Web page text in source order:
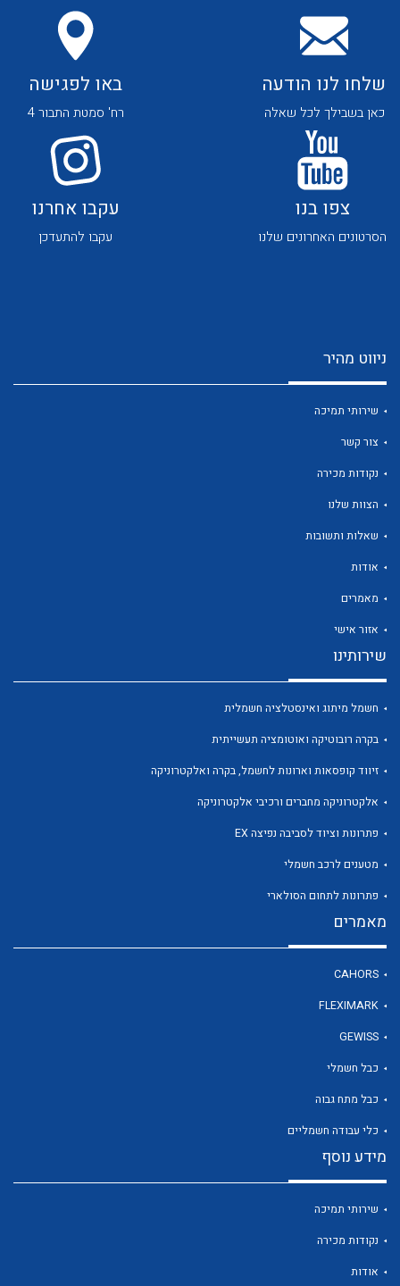
לכל מוצרי היצרן לכל מוצרי היצרן
לכל מוצרי היצרן לכל מוצרי היצרן
לכל מוצרי היצרן
לכל מוצרי היצרן
לכל מוצרי היצרן
שלחו לנו הודעה
כאן בשבילך לכל שאלה
באו לפגישה
רח' סמטת התבור 4
צפו בנו
הסרטונים האחרונים שלנו
עקבו אחרנו
עקבו להתעדכן
ניווט מהיר
שירותי תמיכה
צור קשר
נקודות מכירה
הצוות שלנו
שאלות ותשובות
אודות
מאמרים
אזור אישי
שירותינו
חשמל מיתוג ואינסטלציה חשמלית
בקרה רובוטיקה ואוטומציה תעשייתית
זיווד קופסאות וארונות לחשמל, בקרה ואלקטרוניקה
אלקטרוניקה מחברים ורכיבי אלקטרוניקה
פתרונות וציוד לסביבה נפיצה EX
מטענים לרכב חשמלי
פתרונות לתחום הסולארי
מאמרים
CAHORS
FLEXIMARK
GEWISS
כבל חשמלי
כבל מתח גבוה
כלי עבודה חשמליים
מידע נוסף
שירותי תמיכה
נקודות מכירה
אודות